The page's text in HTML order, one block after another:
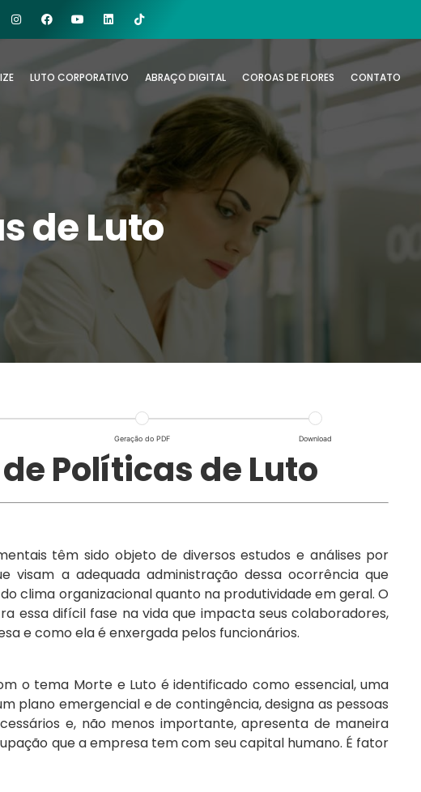
LUTO CORPORATIVO ABRAÇO DIGITAL COROAS DE FLORES CONTATO
de Luto
Geração do PDF Download
Políticas de Luto
têm sido objeto de diversos estudos e análises por
visam a adequada administração dessa ocorrência que
clima organizacional quanto na produtividade em geral. O
essa difícil fase na vida que impacta seus colaboradores,
e como ela é enxergada pelos funcionários.
o tema Morte e Luto é identificado como essencial, uma
plano emergencial e de contingência, designa as pessoas
e, não menos importante, apresenta de maneira
que a empresa tem com seu capital humano. É fator